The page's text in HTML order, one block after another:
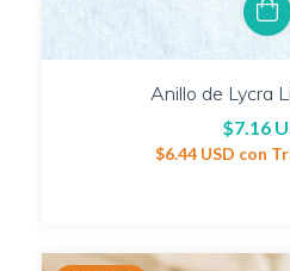
Anillo de Lycra
$7.16
$6.44 USD con